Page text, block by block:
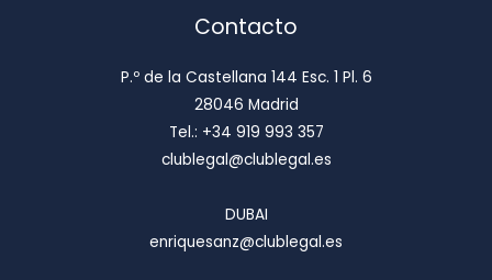
Contacto
P.º de la Castellana 144 Esc. 1 Pl. 6
28046 Madrid
Tel.: +34 919 993 357
clublegal@clublegal.es
DUBAI
enriquesanz@clublegal.es